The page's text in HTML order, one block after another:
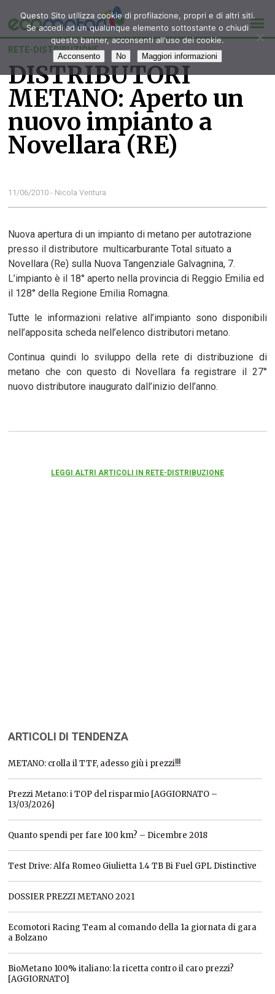
RETE-DISTRIBUZIONE
DISTRIBUTORI
METANO: Aperto un
nuovo impianto a
Novellara (RE)
11/06/2010 - Nicola Ventura
Nuova apertura di un impianto di metano per autotrazione
presso il distributore multicarburante Total situato a
Novellara (Re) sulla Nuova Tangenziale Galvagnina, 7.
L’impianto è il 18° aperto nella provincia di Reggio Emilia ed
il 128° della Regione Emilia Romagna.
Tutte le informazioni relative all’impianto sono disponibili
nell’apposita scheda nell’elenco distributori metano.
Continua quindi lo sviluppo della rete di distribuzione di
metano che con questo di Novellara fa registrare il 27°
nuovo distributore inaugurato dall’inizio dell’anno.
LEGGI ALTRI ARTICOLI IN RETE-DISTRIBUZIONE
ARTICOLI DI TENDENZA
METANO: crolla il TTF, adesso giù i prezzi!!!
Prezzi Metano: i TOP del risparmio [AGGIORNATO –
13/03/2026]
Quanto spendi per fare 100 km? – Dicembre 2018
Test Drive: Alfa Romeo Giulietta 1.4 TB Bi Fuel GPL Distinctive
DOSSIER PREZZI METANO 2021
Ecomotori Racing Team al comando della 1a giornata di gara
a Bolzano
BioMetano 100% italiano: la ricetta contro il caro prezzi?
[AGGIORNATO]
Questo Sito utilizza cookie di profilazione, propri e di altri siti.
Se accedi ad un qualunque elemento sottostante o chiudi
questo banner, acconsenti all'uso dei cookie.
Acconsento No Maggiori informazioni